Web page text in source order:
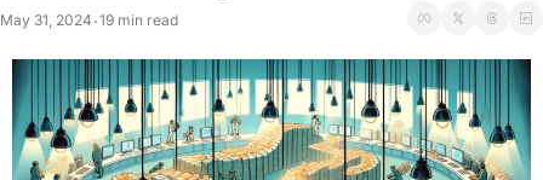
May 31, 2024 •19 min read